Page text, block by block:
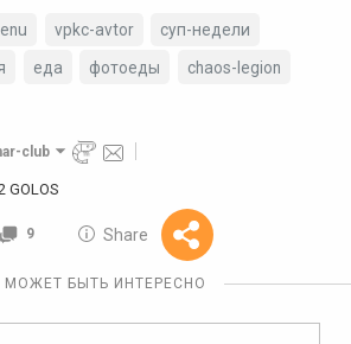
vpkc-avtor
суп-недели
еда фотоеды
chaos-legion
club
GOLOS
9 Share
Reward
10 GOLOS
МОЖЕТ БЫТЬ ИНТЕРЕСНО